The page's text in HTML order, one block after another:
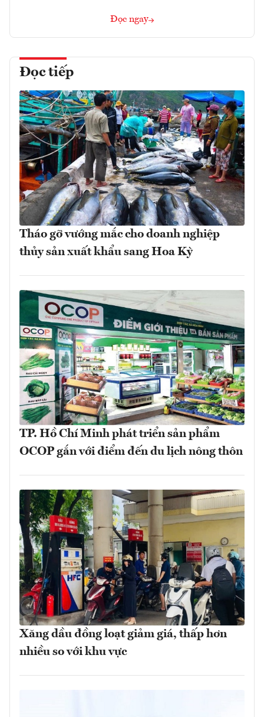
Đọc ngay
Đọc tiếp
Tháo gỡ vướng mắc cho doanh nghiệp
thủy sản xuất khẩu sang Hoa Kỳ
TP. Hồ Chí Minh phát triển sản phẩm
OCOP gắn với điểm đến du lịch nông thôn
Xăng dầu đồng loạt giảm giá, thấp hơn
nhiều so với khu vực